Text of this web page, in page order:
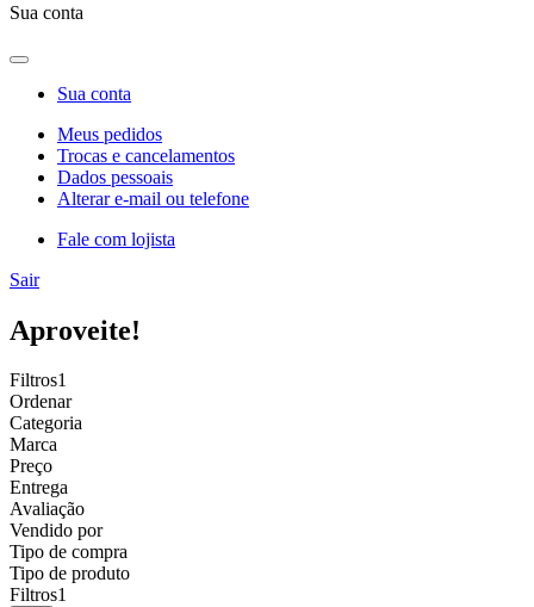
Sua conta
Sua conta
Meus pedidos
Trocas e cancelamentos
Dados pessoais
Alterar e-mail ou telefone
Fale com lojista
Sair
Aproveite!
Filtros1
Ordenar
Categoria
Marca
Preço
Entrega
Avaliação
Vendido por
Tipo de compra
Tipo de produto
Filtros1